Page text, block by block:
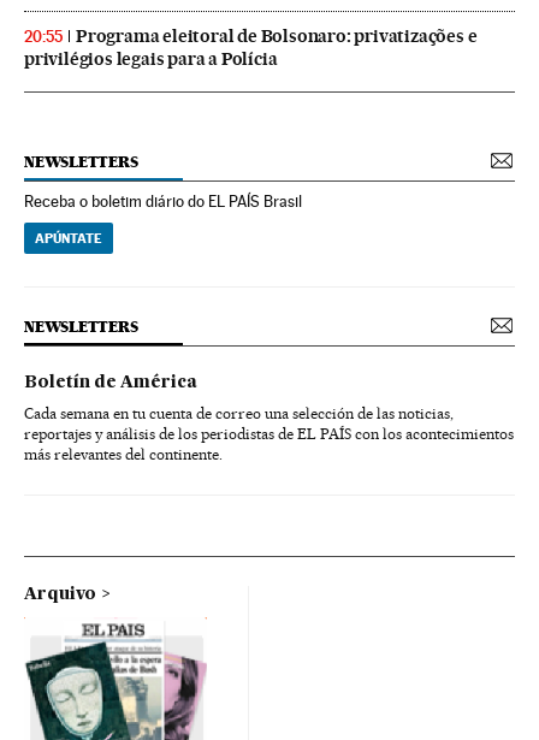
20:55
Programa eleitoral de Bolsonaro: privatizações e
privilégios legais para a Polícia
NEWSLETTERS
Receba o boletim diário do EL PAÍS Brasil
APÚNTATE
NEWSLETTERS
Boletín de América
Cada semana en tu cuenta de correo una selección de las noticias,
reportajes y análisis de los periodistas de EL PAÍS con los acontecimientos
más relevantes del continente.
Arquivo